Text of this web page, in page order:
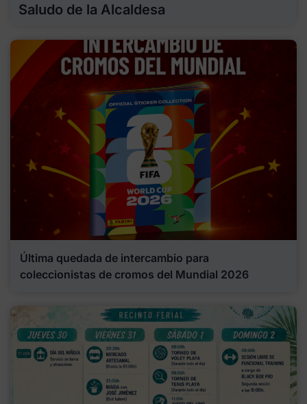
Saludo de la Alcaldesa
Última quedada de intercambio para
coleccionistas de cromos del Mundial 2026